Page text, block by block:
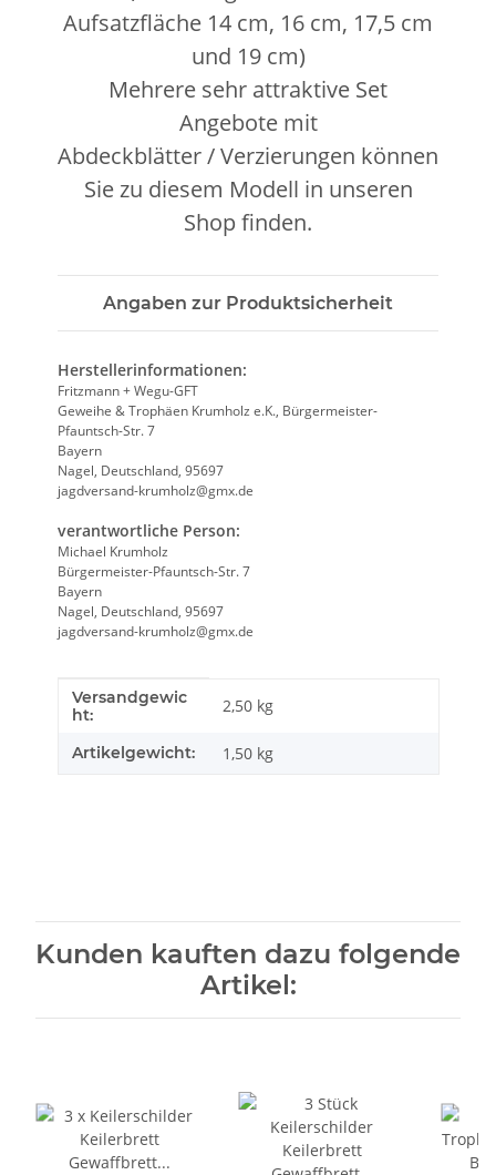
Aufsatzfläche 14 cm, 16 cm, 17,5 cm
und 19 cm)
Mehrere sehr attraktive Set
Angebote mit
Abdeckblätter / Verzierungen können
Sie zu diesem Modell in unseren
Shop finden.
Angaben zur Produktsicherheit
Herstellerinformationen:
Fritzmann + Wegu-GFT
Geweihe & Trophäen Krumholz e.K., Bürgermeister-
Pfauntsch-Str. 7
Bayern
Nagel, Deutschland, 95697
jagdversand-krumholz@gmx.de
verantwortliche Person:
Michael Krumholz
Bürgermeister-Pfauntsch-Str. 7
Bayern
Nagel, Deutschland, 95697
jagdversand-krumholz@gmx.de
Produkteigenschaft
Wert
Versandgewic
ht:
2,50 kg
Artikelgewicht: 1,50 kg
Kunden kauften dazu folgende
Artikel: